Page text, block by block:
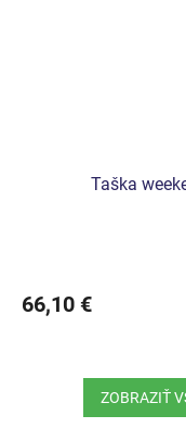
Taška
66,10 €
ZOBRAZIŤ